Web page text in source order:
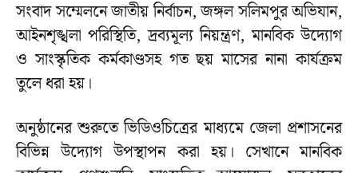
সংবাদ সম্মেলনে জাতীয় নির্বাচন, জঙ্গল সলিমপুর অভিযান,
আইনশৃঙ্খলা পরিস্থিতি, দ্রব্যমূল্য নিয়ন্ত্রণ, মানবিক উদ্যোগ
ও সাংস্কৃতিক কর্মকাণ্ডসহ গত ছয় মাসের নানা কার্যক্রম
তুলে ধরা হয়।
অনুষ্ঠানের শুরুতে ভিডিওচিত্রের মাধ্যমে জেলা প্রশাসনের
বিভিন্ন উদ্যোগ উপস্থাপন করা হয়। সেখানে মানবিক